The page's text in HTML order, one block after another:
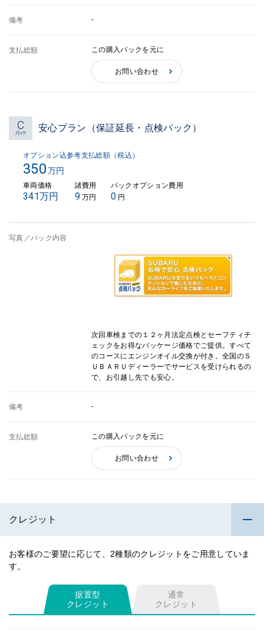
備考 -
支払総額 この購入パックを元に
お問い合わせ
安心プラン（保証延長・点検パック）
オプション込参考支払総額（税込）
350万円
車両価格
341万円
諸費用
9 万円
パックオプション費用
0 円
写真／パック内容
次回車検までの１２ヶ月法定点検とセーフティチ
ェックをお得なパッケージ価格でご提供。すべて
のコースにエンジンオイル交換が付き。全国のＳ
ＵＢＡＲＵディーラーでサービスを受けられるの
で、お引越し先でも安心。
備考 -
支払総額 この購入パックを元に
お問い合わせ
クレジット
お客様のご要望に応じて、2種類のクレジットをご用意していま
す。
据置型
クレジット
通常
クレジット